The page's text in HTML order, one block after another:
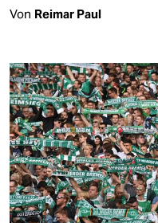
Von Reimar Paul